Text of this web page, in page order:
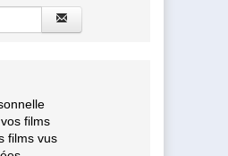
films
films vus